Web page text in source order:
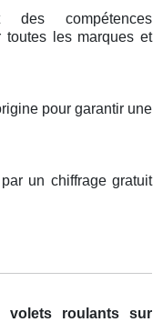
des compétences
toutes les marques et
pour garantir une
un chiffrage gratuit
volets roulants sur